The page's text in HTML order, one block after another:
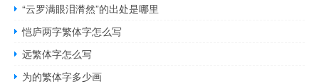
“云罗满眼泪潸然”的出处是哪里
恺庐两字繁体字怎么写
远繁体字怎么写
为的繁体字多少画